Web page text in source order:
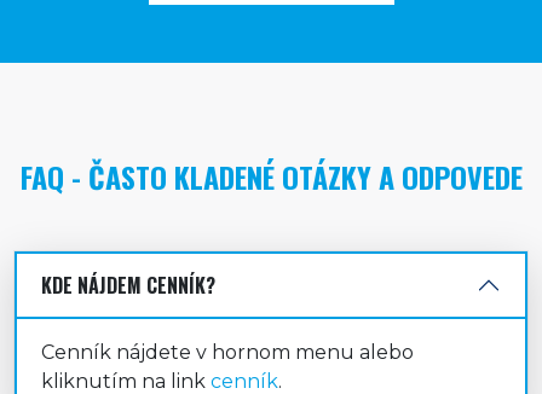
FAQ - ČASTO KLADENÉ OTÁZKY A ODPOVEDE
KDE NÁJDEM CENNÍK?
Cenník nájdete v hornom menu alebo
kliknutím na link cenník.